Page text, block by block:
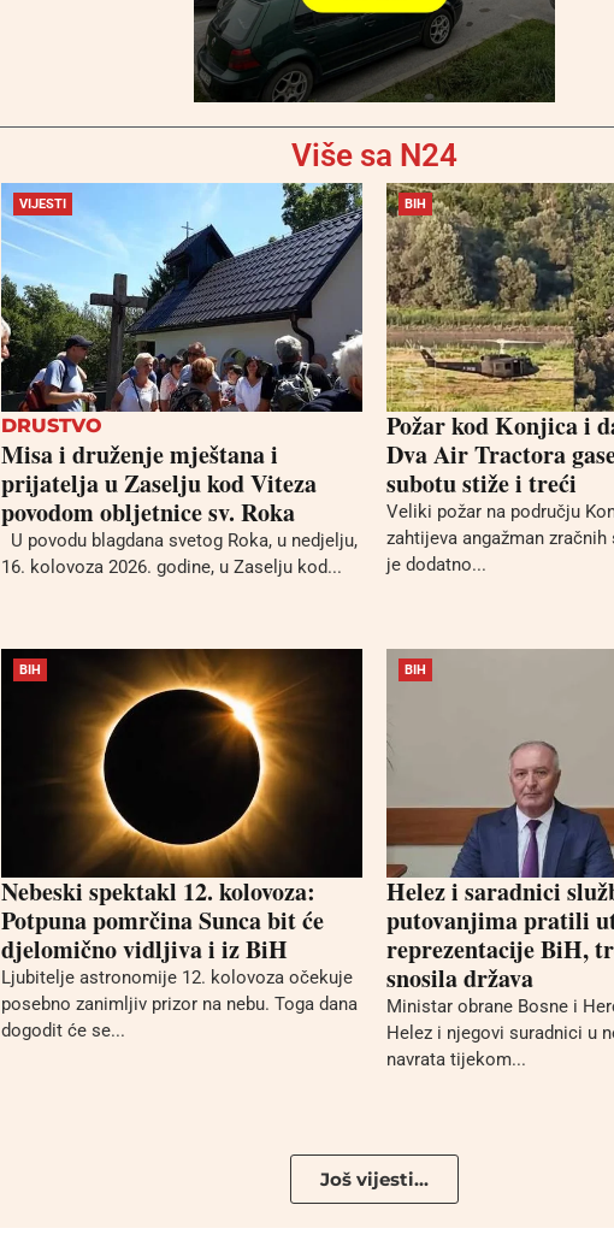
Više sa N24
VIJESTI
DRUSTVO
Misa i druženje mještana i
prijatelja u Zaselju kod Viteza
povodom obljetnice sv. Roka
U povodu blagdana svetog Roka, u nedjelju,
16. kolovoza 2026. godine, u Zaselju kod...
BIH
Požar kod Konjica i
Dva Air Tractora
subotu stiže i treći
Veliki požar na području
zahtijeva angažman zračnih
je dodatno...
BIH
Nebeski spektakl 12. kolovoza:
Potpuna pomrčina Sunca bit će
djelomično vidljiva i iz BiH
Ljubitelje astronomije 12. kolovoza očekuje
posebno zanimljiv prizor na nebu. Toga dana
dogodit će se...
BIH
Helez i saradnici
putovanjima pratili
reprezentacije BiH,
snosila država
Ministar obrane Bosne i
Helez i njegovi suradnici u
navrata tijekom...
Još vijesti...